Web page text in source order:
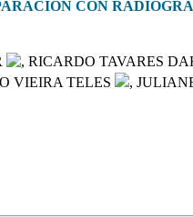
CON
, RICARDO TAVARES
VIEIRA TELES ,